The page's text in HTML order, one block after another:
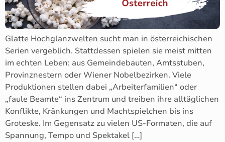
Glatte Hochglanzwelten sucht man in österreichischen
Serien vergeblich. Stattdessen spielen sie meist mitten
im echten Leben: aus Gemeindebauten, Amtsstuben,
Provinznestern oder Wiener Nobelbezirken. Viele
Produktionen stellen dabei „Arbeiterfamilien“ oder
„faule Beamte“ ins Zentrum und treiben ihre alltäglichen
Konflikte, Kränkungen und Machtspielchen bis ins
Groteske. Im Gegensatz zu vielen US‑Formaten, die auf
Spannung, Tempo und Spektakel […]